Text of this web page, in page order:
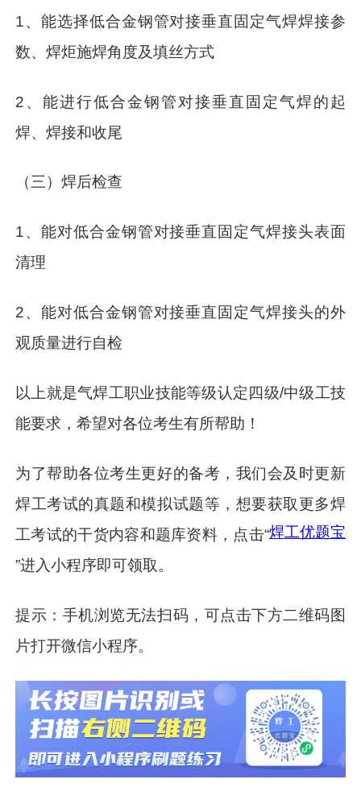
1、能选择低合金钢管对接垂直固定气焊焊接参
数、焊炬施焊角度及填丝方式
2、能进行低合金钢管对接垂直固定气焊的起
焊、焊接和收尾
（三）焊后检查
1、能对低合金钢管对接垂直固定气焊接头表面
清理
2、能对低合金钢管对接垂直固定气焊接头的外
观质量进行自检
以上就是气焊工职业技能等级认定四级/中级工技
能要求，希望对各位考生有所帮助！
为了帮助各位考生更好的备考，我们会及时更新
焊工考试的真题和模拟试题等，想要获取更多焊
工考试的干货内容和题库资料，点击“焊工优题宝
”进入小程序即可领取。
提示：手机浏览无法扫码，可点击下方二维码图
片打开微信小程序。